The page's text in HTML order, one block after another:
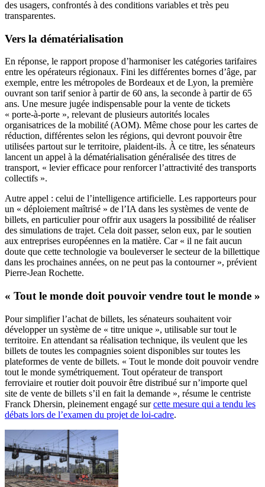
des usagers, confrontés à des conditions variables et très peu
transparentes.
Vers la dématérialisation
En réponse, le rapport propose d’harmoniser les catégories tarifaires
entre les opérateurs régionaux. Fini les différentes bornes d’âge, par
exemple, entre les métropoles de Bordeaux et de Lyon, la première
ouvrant son tarif senior à partir de 60 ans, la seconde à partir de 65
ans. Une mesure jugée indispensable pour la vente de tickets
« porte-à-porte », relevant de plusieurs autorités locales
organisatrices de la mobilité (AOM). Même chose pour les cartes de
réduction, différentes selon les régions, qui devront pouvoir être
utilisées partout sur le territoire, plaident-ils. À ce titre, les sénateurs
lancent un appel à la dématérialisation généralisée des titres de
transport, « levier efficace pour renforcer l’attractivité des transports
collectifs ».
Autre appel : celui de l’intelligence artificielle. Les rapporteurs pour
un « déploiement maîtrisé » de l’IA dans les systèmes de vente de
billets, en particulier pour offrir aux usagers la possibilité de réaliser
des simulations de trajet. Cela doit passer, selon eux, par le soutien
aux entreprises européennes en la matière. Car « il ne fait aucun
doute que cette technologie va bouleverser le secteur de la billettique
dans les prochaines années, on ne peut pas la contourner », prévient
Pierre-Jean Rochette.
« Tout le monde doit pouvoir vendre tout le monde »
Pour simplifier l’achat de billets, les sénateurs souhaitent voir
développer un système de « titre unique », utilisable sur tout le
territoire. En attendant sa réalisation technique, ils veulent que les
billets de toutes les compagnies soient disponibles sur toutes les
plateformes de vente de billets. « Tout le monde doit pouvoir vendre
tout le monde symétriquement. Tout opérateur de transport
ferroviaire et routier doit pouvoir être distribué sur n’importe quel
site de vente de billets s’il en fait la demande », résume le centriste
Franck Dhersin, pleinement engagé surcette mesure qui a tendu les
débats lors de l’examen du projet de loi-cadre.